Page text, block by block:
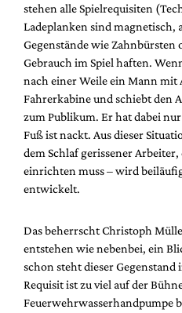
stehen alle Spielrequisiten
Ladeplanken sind magnetisch,
Gegenstände wie Zahnbürsten
Gebrauch im Spiel haften.
nach einer Weile ein Mann mit
Fahrerkabine und schiebt den
zum Publikum. Er hat dabei
Fuß ist nackt. Aus dieser
dem Schlaf gerissener
einrichten muss – wird
entwickelt.
Das beherrscht Christoph
entstehen wie nebenbei, ein
schon steht dieser Gegenstand
Requisit ist zu viel auf der
Feuerwehrwasserhandpumpe